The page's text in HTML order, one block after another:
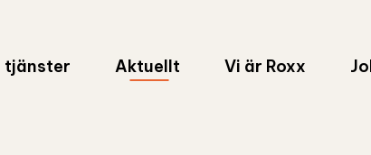
tjänster Aktuellt Vi är Roxx